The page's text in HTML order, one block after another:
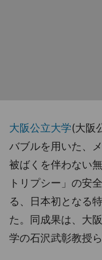
大阪公立大学(大阪
バブルを用いた、
被ばくを伴わない
トリプシー」の安
る、日本初となる
た。同成果は、大
学の石沢武彰教授